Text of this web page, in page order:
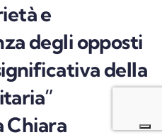
e
degli opposti
della
Chiara